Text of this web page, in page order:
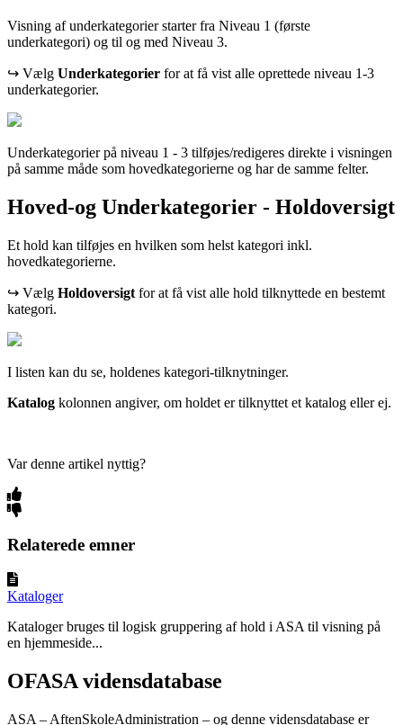
Visning af underkategorier starter fra Niveau 1 (første
underkategori) og til og med Niveau 3.
↪ Vælg Underkategorier for at få vist alle oprettede niveau 1-3
underkategorier.
Underkategorier på niveau 1 - 3 tilføjes/redigeres direkte i visningen
på samme måde som hovedkategorierne og har de samme felter.
Hoved-og Underkategorier - Holdoversigt
Et hold kan tilføjes en hvilken som helst kategori inkl.
hovedkategorierne.
↪ Vælg Holdoversigt for at få vist alle hold tilknyttede en bestemt
kategori.
I listen kan du se, holdenes kategori-tilknytninger.
Katalog kolonnen angiver, om holdet er tilknyttet et katalog eller ej.
Var denne artikel nyttig?
Relaterede emner
Kataloger
Kataloger bruges til logisk gruppering af hold i ASA til visning på
en hjemmeside...
OFASA vidensdatabase
ASA – AftenSkoleAdministration – og denne vidensdatabase er